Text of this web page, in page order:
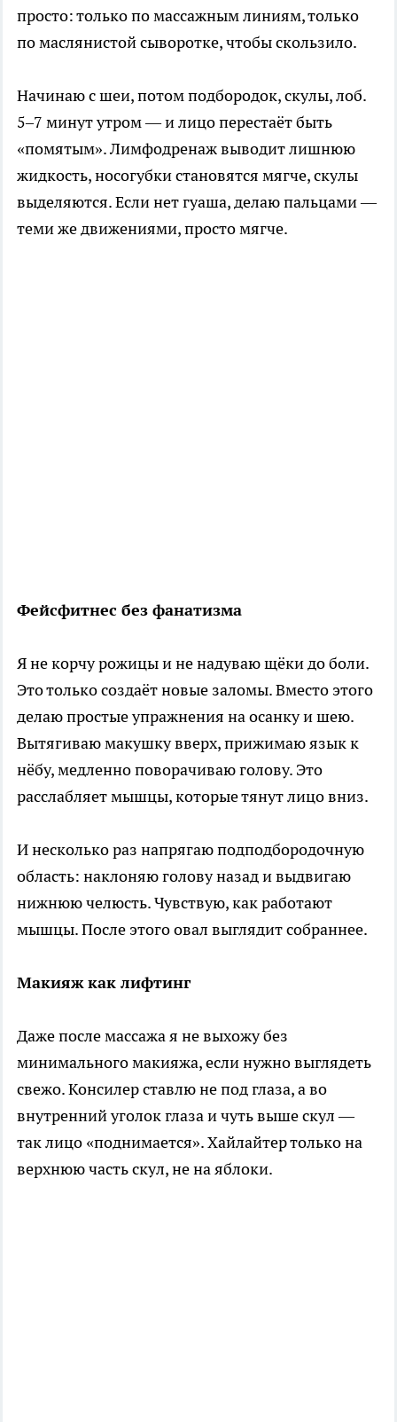
просто: только по массажным линиям, только
по маслянистой сыворотке, чтобы скользило.
Начинаю с шеи, потом подбородок, скулы, лоб.
5–7 минут утром — и лицо перестаёт быть
«помятым». Лимфодренаж выводит лишнюю
жидкость, носогубки становятся мягче, скулы
выделяются. Если нет гуаша, делаю пальцами —
теми же движениями, просто мягче.
Фейсфитнес без фанатизма
Я не корчу рожицы и не надуваю щёки до боли.
Это только создаёт новые заломы. Вместо этого
делаю простые упражнения на осанку и шею.
Вытягиваю макушку вверх, прижимаю язык к
нёбу, медленно поворачиваю голову. Это
расслабляет мышцы, которые тянут лицо вниз.
И несколько раз напрягаю подподбородочную
область: наклоняю голову назад и выдвигаю
нижнюю челюсть. Чувствую, как работают
мышцы. После этого овал выглядит собраннее.
Макияж как лифтинг
Даже после массажа я не выхожу без
минимального макияжа, если нужно выглядеть
свежо. Консилер ставлю не под глаза, а во
внутренний уголок глаза и чуть выше скул —
так лицо «поднимается». Хайлайтер только на
верхнюю часть скул, не на яблоки.